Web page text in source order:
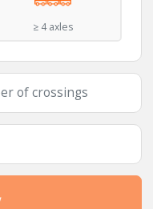
≥ 4 axles
of crossings